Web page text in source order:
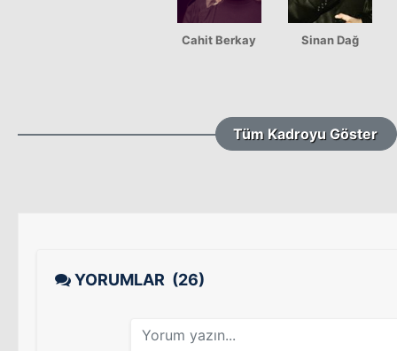
Cahit Berkay Sinan Dağ
Tüm Kadroyu Göster
YORUMLAR (26)